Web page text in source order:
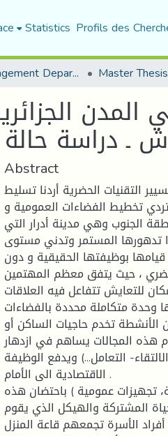
Statistics Profils des
Urban Management Department Master Thesis
المدن
ـ دراسة
Abstract
التقنيات الحضرية أردنا تسليط
تخطيط الفضاءات العمومية و
الجنوب وهي مدينة أدرار التي
تدهورها المستمر وتدني مستوى
بوظيفتها الحقيقية و دون
، حيث يتفق معظم المهتمين
للتعايش تتفاعل فيه العلاقات
وحدة متكاملة محددة بالفضاءات
الأنشطة تخدم حاجيات الساكن أو
هذه المجالات يساهم في ازدهار
التعامل...) ويدفع الوظيفة
الاقتصادية الى الأمام .
تجهيزات عمومية ) باحتضان هذه
المشتركة والهيكل الذي يقوم
الأسرة تجمعهم قاعة المنزل